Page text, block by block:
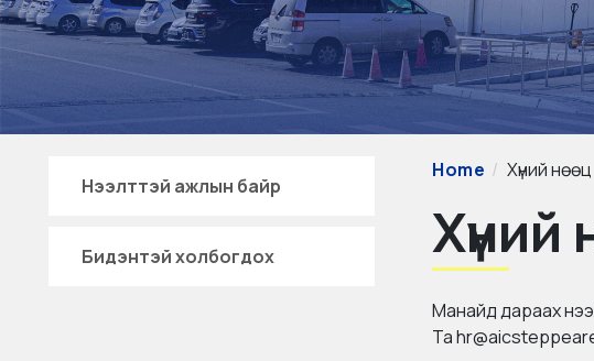
Нээлттэй ажлын байр
Бидэнтэй холбогдох
Home Хүний нөөц
Хүний
Манайд дараах
Та